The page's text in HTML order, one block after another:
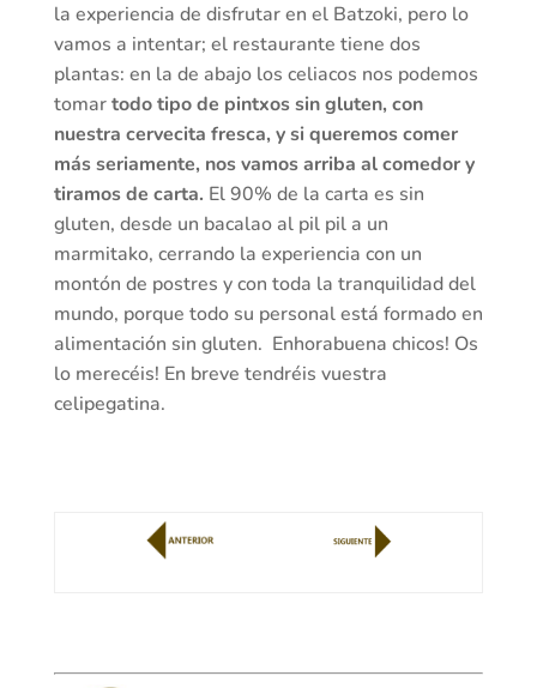
la experiencia de disfrutar en el Batzoki, pero lo
vamos a intentar; el restaurante tiene dos
plantas: en la de abajo los celiacos nos podemos
tomartodo tipo de pintxos sin gluten, con
nuestra cervecita fresca, y si queremos comer
más seriamente, nos vamos arriba al comedor y
tiramos de carta. El 90% de la carta es sin
gluten, desde un bacalao al pil pil a un
marmitako, cerrando la experiencia con un
montón de postres y con toda la tranquilidad del
mundo, porque todo su personal está formado en
alimentación sin gluten. Enhorabuena chicos! Os
lo merecéis! En breve tendréis vuestra
celipegatina.